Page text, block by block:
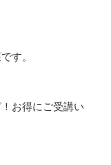
す。
お得にご受講い